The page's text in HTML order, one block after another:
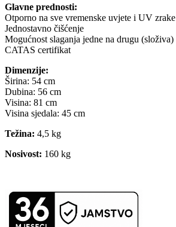
Glavne prednosti:
Otporno na sve vremenske uvjete i UV zrake
Jednostavno čišćenje
Mogućnost slaganja jedne na drugu (složiva)
CATAS certifikat
Dimenzije:
Širina: 54 cm
Dubina: 56 cm
Visina: 81 cm
Visina sjedala: 45 cm
Težina: 4,5 kg
Nosivost: 160 kg